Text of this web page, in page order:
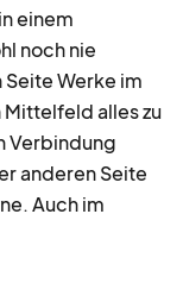
einem
noch nie
Werke im
alles zu
Verbindung
anderen Seite
Auch im